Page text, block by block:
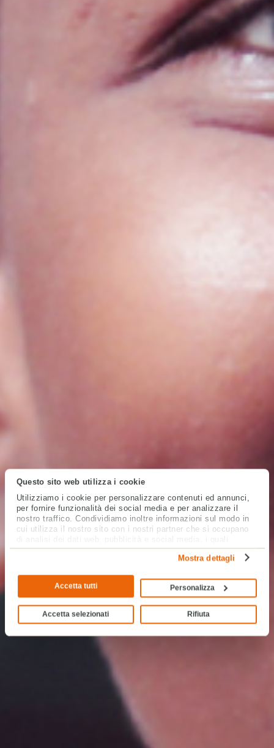
Questo sito web utilizza i cookie
Utilizziamo i cookie per personalizzare contenuti ed annunci,
per fornire funzionalità dei social media e per analizzare il
nostro traffico. Condividiamo inoltre informazioni sul modo in
cui utilizza il nostro sito con i nostri partner che si occupano
di analisi dei dati web, pubblicità e social media, i quali
potrebbero combinarle con altre informazioni che ha fornito
loro o che hanno raccolto dal suo utilizzo dei loro servizi.
Mostra dettagli
Accetta tutti Personalizza
Accetta selezionati Rifiuta